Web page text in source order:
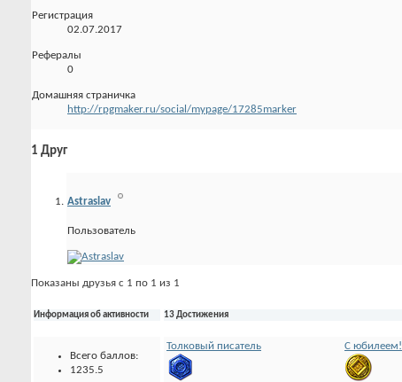
Регистрация
02.07.2017
Рефералы
0
Домашняя страничка
http://rpgmaker.ru/social/mypage/17285marker
1 Друг
Astraslav
Пользователь
Показаны друзья с 1 по 1 из 1
Информация об активности
Всего баллов:
1235.5
13 Достижения
Толковый писатель С юбилеем!